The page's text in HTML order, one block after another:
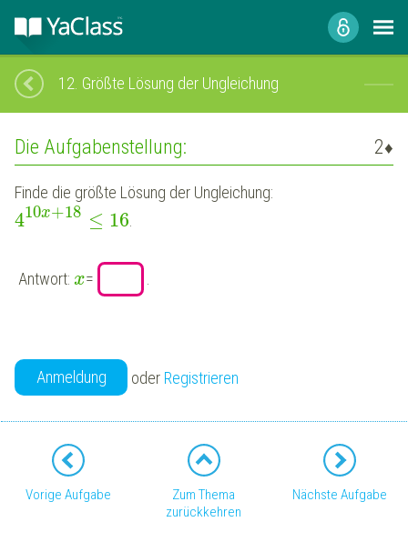
12. Größte Lösung der Ungleichung
Die Aufgabenstellung: 2♦
Finde die größte Lösung der Ungleichung:
410x+18 ≤ 16
Antwort: x= .
Anmeldung oder Registrieren
Vorige Aufgabe
Zum Thema
zurückkehren
Nächste Aufgabe